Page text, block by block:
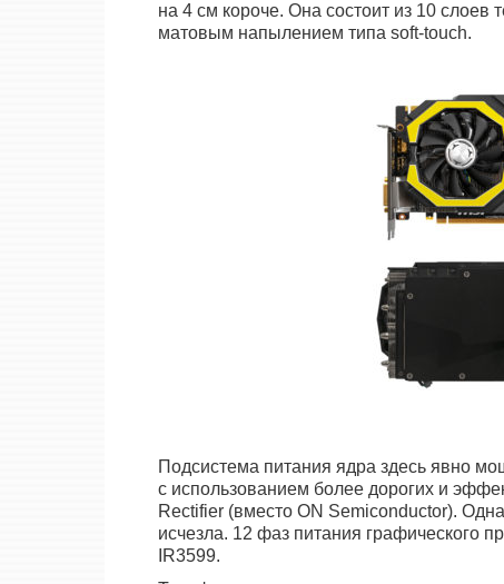
на 4 см короче. Она состоит из 10 слоев
матовым напылением типа soft-touch.
Подсистема питания ядра здесь явно
с использованием более дорогих и
Rectifier (вместо ON Semiconductor).
исчезла. 12 фаз питания графического
IR3599.